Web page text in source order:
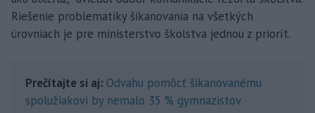
Riešenie problematiky šikanovania na všetkých
úrovniach je pre ministerstvo školstva jednou z priorít.
Prečítajte si aj: Odvahu pomôcť šikanovanému
spolužiakovi by nemalo 35 % gymnazistov